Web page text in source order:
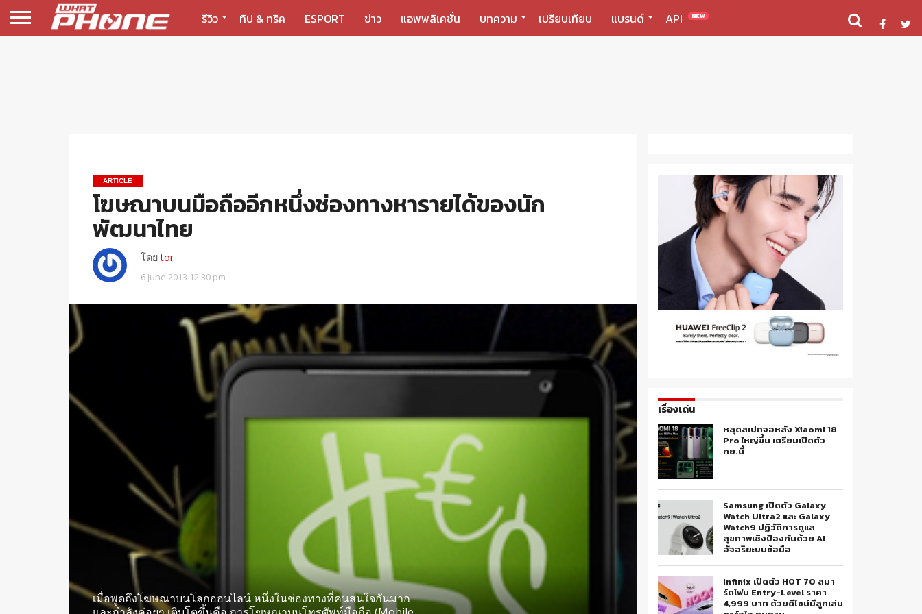
รีวิว ทิป & ทริค ESPORT ข่าว แอพพลิเคชั่น บทความ เปรียบเทียบ แบรนด์ API NEW
ARTICLE
โฆษณาบนมือถืออีกหนึ่งช่องทางหารายได้ของนัก
พัฒนาไทย
โดยtor
6 June 2013 12:30 pm
เมื่อพูดถึงโฆษณาบนโลกออนไลน์ หนึ่งในช่องทางที่คนสนใจกันมาก
เรื่องเด่น
หลุดสเปกจอหลัง Xiaomi 18
Pro ใหญ่ขึ้น เตรียมเปิดตัว
กย.นี้
Samsung เปิดตัว Galaxy
Watch Ultra2 และ Galaxy
Watch9 ปฏิวัติการดูแล
สุขภาพเชิงป้องกันด้วย AI
อัจฉริยะบนข้อมือ
Infinix เปิดตัว HOT 70 สมา
ร์ตโฟน Entry-Level ราคา
4,999 บาท ด้วยดีไซน์มีลูกเล่น